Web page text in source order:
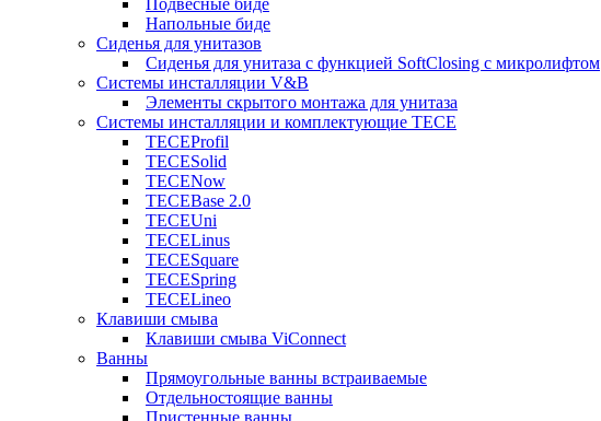
Подвесные биде
Напольные биде
Сиденья для унитазов
Сиденья для унитаза с функцией SoftClosing с микролифтом
Системы инсталляции V&B
Элементы скрытого монтажа для унитаза
Системы инсталляции и комплектующие TECE
TECEProfil
TECESolid
TECENow
TECEBase 2.0
TECEUni
TECELinus
TECESquare
TECESpring
TECELineo
Клавиши смыва
Клавиши смыва ViConnect
Ванны
Прямоугольные ванны встраиваемые
Отдельностоящие ванны
Пристенные ванны